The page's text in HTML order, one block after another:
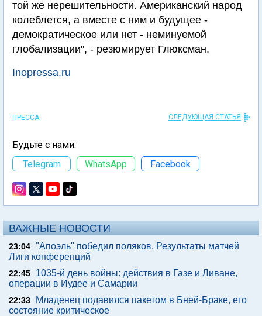
той же нерешительности. Американский народ
колеблется, а вместе с ним и будущее -
демократическое или нет - неминуемой
глобализации", - резюмирует Глюксман.
Inopressa.ru
ПРЕССА СЛЕДУЮЩАЯ СТАТЬЯ
Будьте с нами:
Telegram
WhatsApp Facebook
ВАЖНЫЕ НОВОСТИ
23:04 "Апоэль" победил поляков. Результаты матчей
Лиги конференций
22:45
1035-й день войны: действия в Газе и Ливане,
операции в Иудее и Самарии
22:33
Младенец подавился пакетом в Бней-Браке, его
состояние критическое